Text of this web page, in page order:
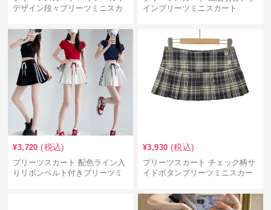
デザイン段々プリーツミニスカ
インプリーツミニスカート
¥3,720 (税込)
プリーツスカート 配色ライン入
りリボンベルト付きプリーツミ
¥3,930 (税込)
プリーツスカート チェック柄サ
イドボタンプリーツミニスカー